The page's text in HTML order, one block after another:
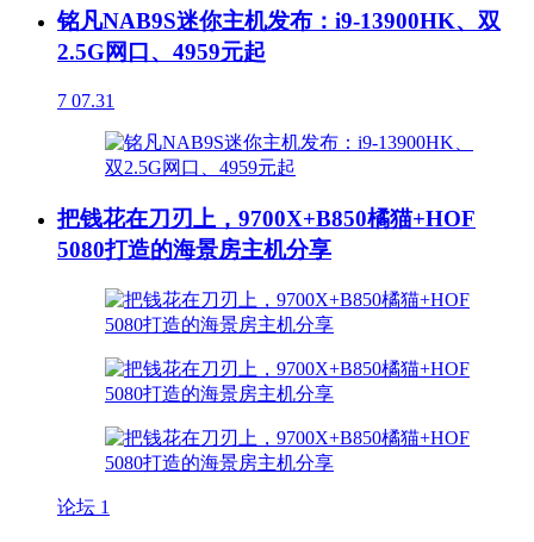
铭凡NAB9S迷你主机发布：i9-13900HK、双
2.5G网口、4959元起
7 07.31
把钱花在刀刃上，9700X+B850橘猫+HOF
5080打造的海景房主机分享
论坛 1